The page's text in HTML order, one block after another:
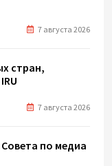
7 августа 2026
стран,
7 августа 2026
по медиа